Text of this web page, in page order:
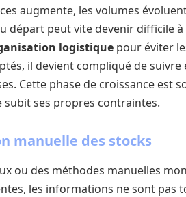
augmente, les volumes
peut vite devenir difficile à
logistique pour éviter
il devient compliqué de suivre
Cette phase de croissance est
subit ses propres contraintes.
manuelle des stocks
ou des méthodes manuelles
les informations ne sont pas